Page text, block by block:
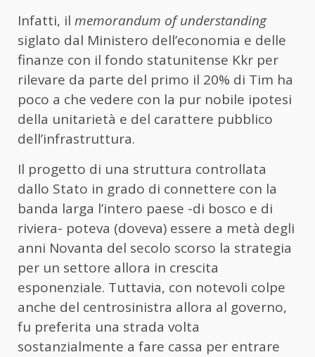
Infatti, il memorandum of understanding
siglato dal Ministero dell’economia e delle
finanze con il fondo statunitense Kkr per
rilevare da parte del primo il 20% di Tim ha
poco a che vedere con la pur nobile ipotesi
della unitarietà e del carattere pubblico
dell’infrastruttura.
Il progetto di una struttura controllata
dallo Stato in grado di connettere con la
banda larga l’intero paese -di bosco e di
riviera- poteva (doveva) essere a metà degli
anni Novanta del secolo scorso la strategia
per un settore allora in crescita
esponenziale. Tuttavia, con notevoli colpe
anche del centrosinistra allora al governo,
fu preferita una strada volta
sostanzialmente a fare cassa per entrare